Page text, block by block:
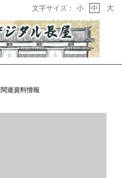
文字サイズ： 小 中 大
関連資料情報